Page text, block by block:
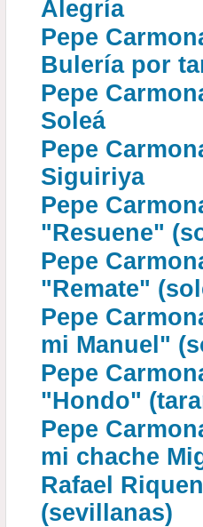
Alegría
Pepe
Bulería por
Pepe
Soleá
Pepe
Siguiriya
Pepe
"Resuene"
Pepe
"Remate"
Pepe
mi Manuel"
Pepe
"Hondo"
Pepe
mi chache
Rafael
(sevillanas)